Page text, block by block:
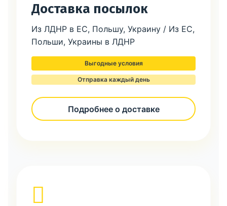
Доставка посылок
Из ЛДНР в ЕС, Польшу, Украину / Из ЕС,
Польши, Украины в ЛДНР
Выгодные условия
Отправка каждый день
Подробнее о доставке